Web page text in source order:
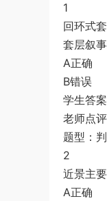
1
回环式
套层叙
A正确
B错误
学生答
老师点评
题型：
2
近景主
A正确